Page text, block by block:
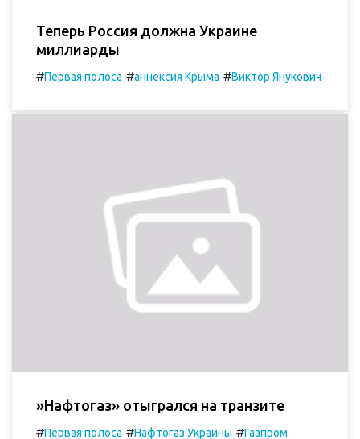
Теперь Россия должна Украине
миллиарды
#Первая полоса #аннексия Крыма #Виктор Янукович
»Нафтогаз» отыгрался на транзите
#Первая полоса #Нафтогаз Украины #Газпром